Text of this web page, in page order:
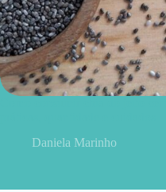
Daniela Marinho